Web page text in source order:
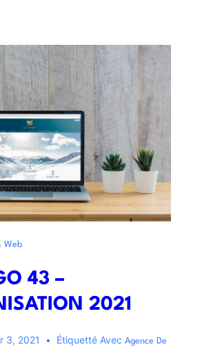
Web
43 –
2021
3, 2021 Étiquetté AvecAgence De